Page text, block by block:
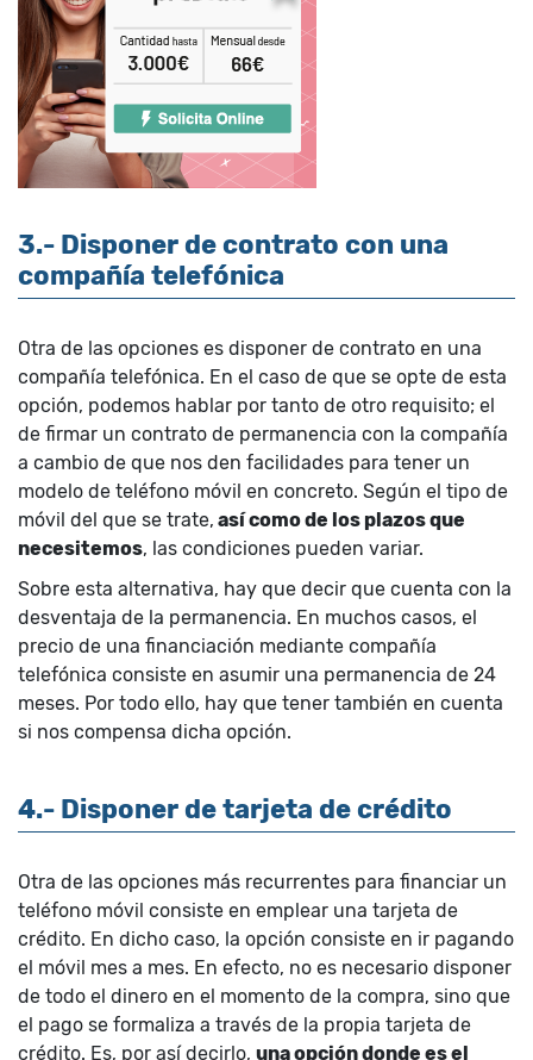
3.- Disponer de contrato con una
compañía telefónica
Otra de las opciones es disponer de contrato en una
compañía telefónica. En el caso de que se opte de esta
opción, podemos hablar por tanto de otro requisito; el
de firmar un contrato de permanencia con la compañía
a cambio de que nos den facilidades para tener un
modelo de teléfono móvil en concreto. Según el tipo de
móvil del que se trate, así como de los plazos que
necesitemos, las condiciones pueden variar.
Sobre esta alternativa, hay que decir que cuenta con la
desventaja de la permanencia. En muchos casos, el
precio de una financiación mediante compañía
telefónica consiste en asumir una permanencia de 24
meses. Por todo ello, hay que tener también en cuenta
si nos compensa dicha opción.
4.- Disponer de tarjeta de crédito
Otra de las opciones más recurrentes para financiar un
teléfono móvil consiste en emplear una tarjeta de
crédito. En dicho caso, la opción consiste en ir pagando
el móvil mes a mes. En efecto, no es necesario disponer
de todo el dinero en el momento de la compra, sino que
el pago se formaliza a través de la propia tarjeta de
crédito. Es, por así decirlo, una opción donde es el